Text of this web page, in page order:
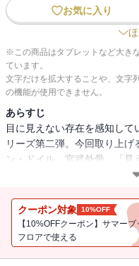
お気に入り
※この商品はタブレットなど大き
ています。
文字だけを拡大することや、文字
の機能が使用できません。
あらすじ
目に見えない存在を感知し
リーズ第二弾。今回取り上
ン・ドイル、宮武外骨。「見
クーポン対象 10%OFF
【10%OFFクーポン】サマー
フロアで使える